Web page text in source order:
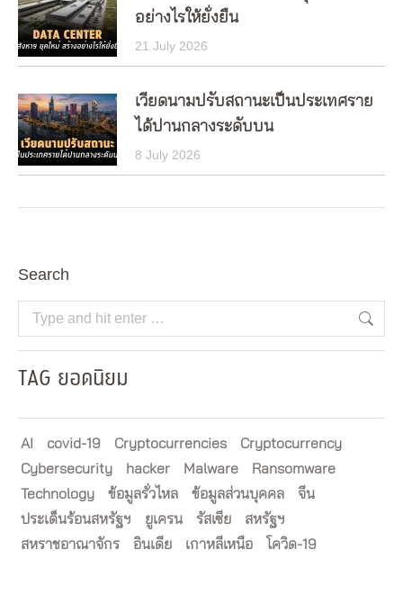
อย่างไรให้ยั่งยืน
21 July 2026
เวียดนามปรับสถานะเป็นประเทศราย
ได้ปานกลางระดับบน
8 July 2026
Search
Search:
TAG ยอดนิยม
AI covid-19 Cryptocurrencies
Cryptocurrency
Cybersecurity
hacker Malware
Ransomware
Technology
ข้อมูลรั่วไหล ข้อมูลส่วนบุคคล
จีน
ประเด็นร้อนสหรัฐฯ
ยูเครน รัสเซีย
สหรัฐฯ
สหราชอาณาจักร
อินเดีย เกาหลีเหนือ โควิด-19